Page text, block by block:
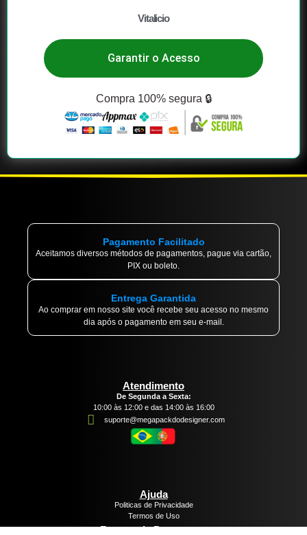
Vitalicio
Garantir o Acesso
Compra 100% segura 🔒
Pagamento Facilitado
Aceitamos diversos métodos de pagamentos, pague via cartão,
PIX ou boleto.
Entrega Garantida
Ao comprar em nosso site você recebe seu acesso no mesmo
dia após o pagamento em seu e-mail.
Atendimento
De Segunda a Sexta:
10:00 às 12:00 e das 14:00 às 16:00
suporte@megapackdodesigner.com
Ajuda
Politicas de Privacidade
Termos de Uso
Formas de Pagamento